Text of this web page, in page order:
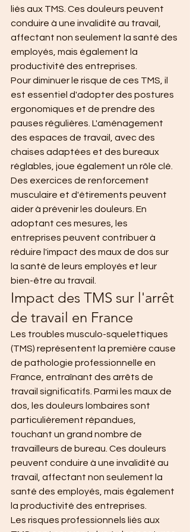
liés aux TMS. Ces douleurs peuvent
conduire à une invalidité au travail,
affectant non seulement la santé des
employés, mais également la
productivité des entreprises.
Pour diminuer le risque de ces TMS, il
est essentiel d'adopter des postures
ergonomiques et de prendre des
pauses régulières. L'aménagement
des espaces de travail, avec des
chaises adaptées et des bureaux
réglables, joue également un rôle clé.
Des exercices de renforcement
musculaire et d'étirements peuvent
aider à prévenir les douleurs. En
adoptant ces mesures, les
entreprises peuvent contribuer à
réduire l'impact des maux de dos sur
la santé de leurs employés et leur
bien-être au travail.
Impact des TMS sur l'arrêt
de travail en France
Les troubles musculo-squelettiques
(TMS) représentent la première cause
de pathologie professionnelle en
France, entraînant des arrêts de
travail significatifs. Parmi les maux de
dos, les douleurs lombaires sont
particulièrement répandues,
touchant un grand nombre de
travailleurs de bureau. Ces douleurs
peuvent conduire à une invalidité au
travail, affectant non seulement la
santé des employés, mais également
la productivité des entreprises.
Les risques professionnels liés aux